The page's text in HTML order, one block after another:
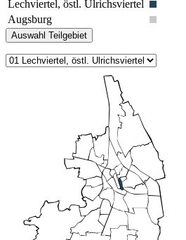
Lechviertel, östl. Ulrichsviertel
Augsburg